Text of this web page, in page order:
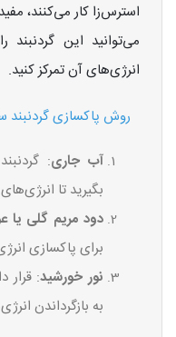
استرس‌زا کار می‌کنند،
می‌توانید این
انرژی‌های آن تمرکز کنید.
روش پاکسازی گردنبند
آب جاری:
بگیرید تا
دود مریم گلی یا
برای پاکسازی
نور خورشید: قرار
به بازگرداندن